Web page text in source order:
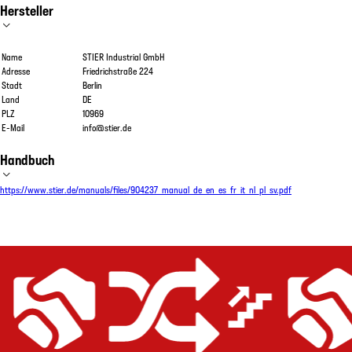
Hersteller
Name
STIER Industrial GmbH
Adresse
Friedrichstraße 224
Stadt
Berlin
Land
DE
PLZ
10969
E-Mail
info@stier.de
Handbuch
https://www.stier.de/manuals/files/904237_manual_de_en_es_fr_it_nl_pl_sv.pdf